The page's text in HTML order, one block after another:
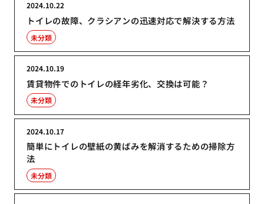
トイレの故障、クラシアンの迅速対応で解決する方法
2024.10.22
未分類
賃貸物件でのトイレの経年劣化、交換は可能？
2024.10.19
未分類
簡単にトイレの壁紙の黄ばみを解消するための掃除方
法
2024.10.17
未分類